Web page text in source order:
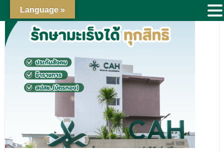
Language »